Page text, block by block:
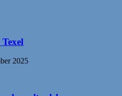
2025